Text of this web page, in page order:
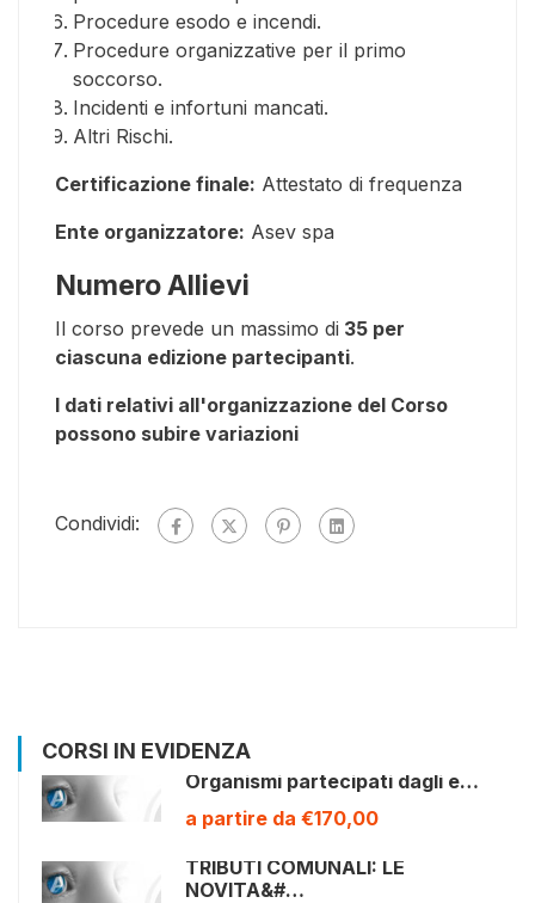
Procedure esodo e incendi.
Procedure organizzative per il primo
soccorso.
Incidenti e infortuni mancati.
Altri Rischi.
Certificazione finale: Attestato di frequenza
Ente organizzatore: Asev spa
Numero Allievi
Il corso prevede un massimo di 35 per
ciascuna edizione partecipanti.
I dati relativi all'organizzazione del Corso
possono subire variazioni
Condividi:
CORSI IN EVIDENZA
Organismi partecipati dagli e…
a partire da €170,00
TRIBUTI COMUNALI: LE
NOVITA&#…